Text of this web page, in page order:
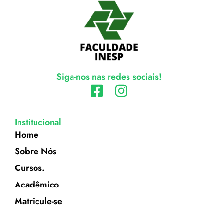
Siga-nos nas redes sociais!
Institucional
Home
Sobre Nós
Cursos.
Acadêmico
Matricule-se